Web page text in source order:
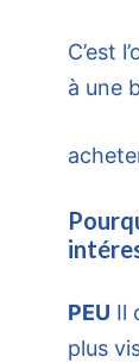
C’est
à une
PEU Il
plus